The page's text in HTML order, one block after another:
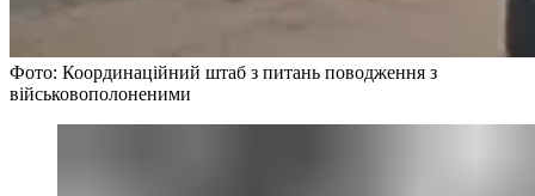
Фото: Координаційний штаб з питань поводження з
військовополоненими